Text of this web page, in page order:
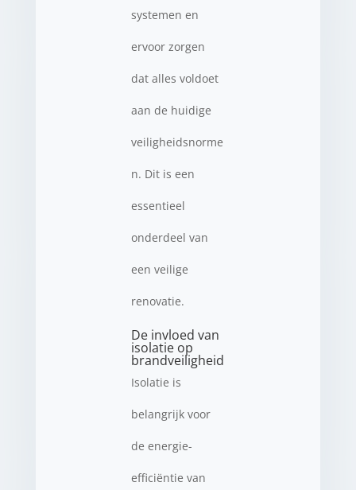
systemen en
ervoor zorgen
dat alles voldoet
aan de huidige
veiligheidsnorme
n. Dit is een
essentieel
onderdeel van
een veilige
renovatie.
De invloed van
isolatie op
brandveiligheid
Isolatie is
belangrijk voor
de energie-
efficiëntie van